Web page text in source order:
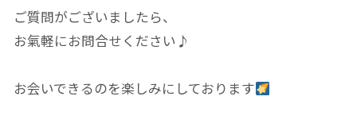
ご質問がございましたら、
お氣軽にお問合せください♪
お会いできるのを楽しみにしております